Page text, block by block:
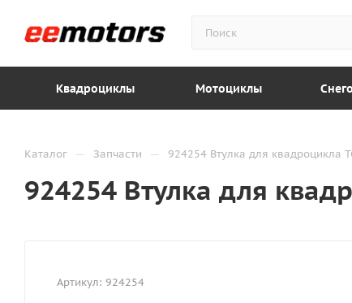
Квадроциклы Мотоциклы
Каталог — Запчасти — 924254 Втулка для квадроцикла
924254 Втулка для
Артикул: 924254